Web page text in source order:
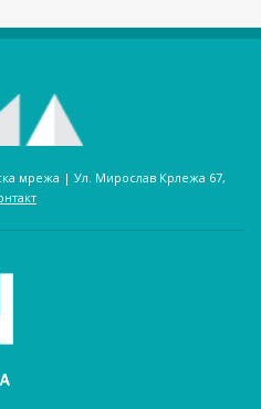
мрежа | Ул. Мирослав Крлежа 67,